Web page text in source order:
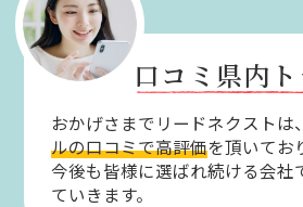
口コミ県内ト
おかげさまでリードネクストは
ルの口コミで高評価を頂いてお
今後も皆様に選ばれ続ける会社
ていきます。